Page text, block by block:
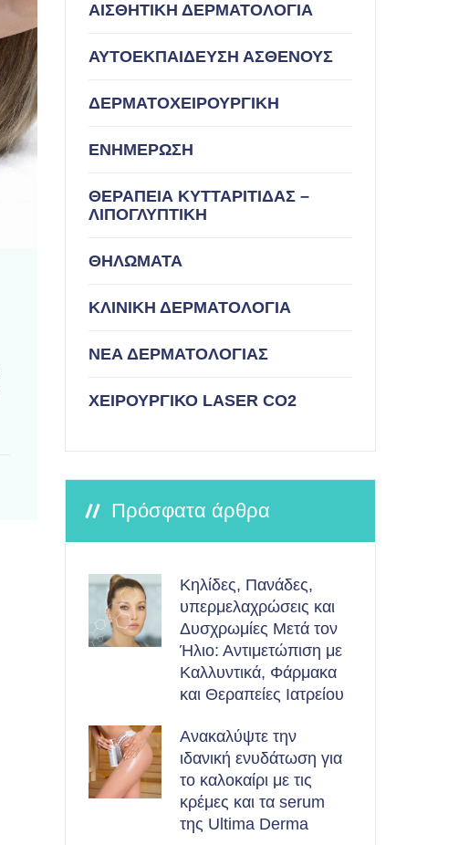
ΑΙΣΘΗΤΙΚΗ ΔΕΡΜΑΤΟΛΟΓΙΑ
ΑΥΤΟΕΚΠΑΙΔΕΥΣΗ ΑΣΘΕΝΟΥΣ
ΔΕΡΜΑΤΟΧΕΙΡΟΥΡΓΙΚΗ
ΕΝΗΜΕΡΩΣΗ
ΘΕΡΑΠΕΙΑ ΚΥΤΤΑΡΙΤΙΔΑΣ –
ΛΙΠΟΓΛΥΠΤΙΚΗ
ΘΗΛΩΜΑΤΑ
ΚΛΙΝΙΚΗ ΔΕΡΜΑΤΟΛΟΓΙΑ
ΝΕΑ ΔΕΡΜΑΤΟΛΟΓΙΑΣ
ΧΕΙΡΟΥΡΓΙΚΟ LASER CO2
Πρόσφατα άρθρα
Κηλίδες, Πανάδες,
υπερμελαχρώσεις και
Δυσχρωμίες Μετά τον
Ήλιο: Αντιμετώπιση με
Καλλυντικά, Φάρμακα
και Θεραπείες Ιατρείου
Ανακαλύψτε την
ιδανική ενυδάτωση για
το καλοκαίρι με τις
κρέμες και τα serum
της Ultima Derma